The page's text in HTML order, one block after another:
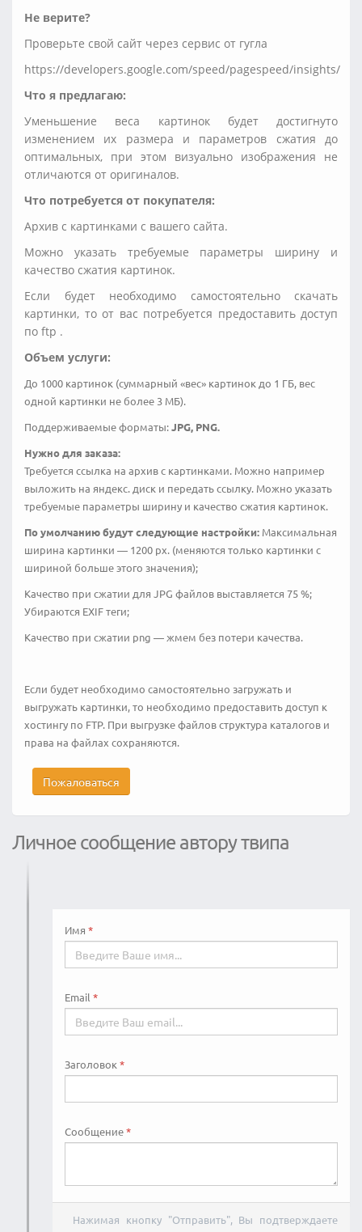
Не верите?
Проверьте свой сайт через сервис от гугла
https://developers.google.com/speed/pagespeed/insights/
Что я предлагаю:
Уменьшение веса картинок будет достигнуто
изменением их размера и параметров сжатия до
оптимальных, при этом визуально изображения не
отличаются от оригиналов.
Что потребуется от покупателя:
Архив с картинками с вашего сайта.
Можно указать требуемые параметры ширину и
качество сжатия картинок.
Если будет необходимо самостоятельно скачать
картинки, то от вас потребуется предоставить доступ
по ftp .
Объем услуги:
До 1000 картинок (суммарный «вес» картинок до 1 ГБ, вес
одной картинки не более 3 МБ).
Поддерживаемые форматы:JPG, PNG.
Нужно для заказа:
Требуется ссылка на архив с картинками. Можно например
выложить на яндекс. диск и передать ссылку. Можно указать
требуемые параметры ширину и качество сжатия картинок.
По умолчанию будут следующие настройки: Максимальная
ширина картинки — 1200 px. (меняются только картинки с
шириной больше этого значения);
Качество при сжатии для JPG файлов выставляется 75 %;
Убираются EXIF теги;
Качество при сжатии png — жмем без потери качества.
Если будет необходимо самостоятельно загружать и
выгружать картинки, то необходимо предоставить доступ к
хостингу по FTP. При выгрузке файлов структура каталогов и
права на файлах сохраняются.
Пожаловаться
Личное сообщение автору твипа
Имя
Email
Заголовок
Сообщение
Нажимая кнопку "Отправить", Вы подтверждаете